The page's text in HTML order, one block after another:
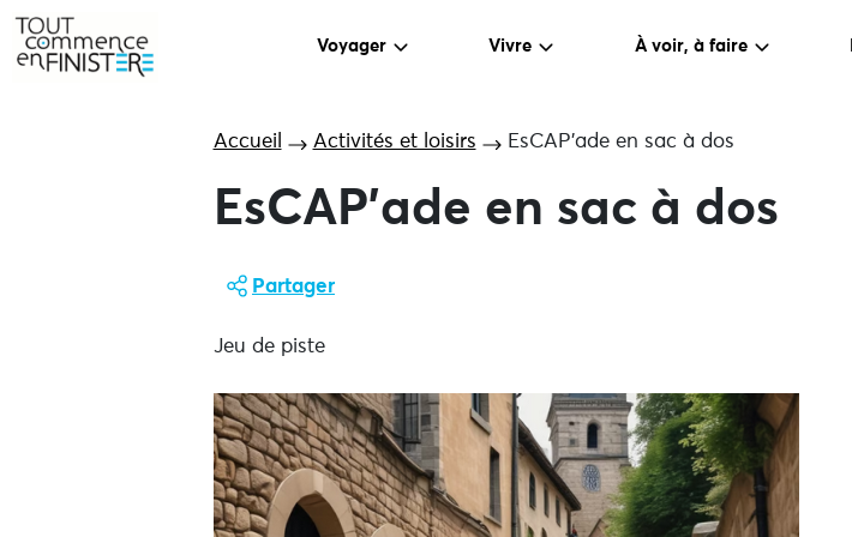
Voyager Vivre À voir, à faire
Accueil Activités et loisirs EsCAP’ade en sac à dos
EsCAP’ade en sac à dos
Partager
Jeu de piste